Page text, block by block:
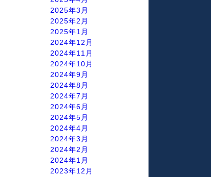
2025年3月
2025年2月
2025年1月
2024年12月
2024年11月
2024年10月
2024年9月
2024年8月
2024年7月
2024年6月
2024年5月
2024年4月
2024年3月
2024年2月
2024年1月
2023年12月